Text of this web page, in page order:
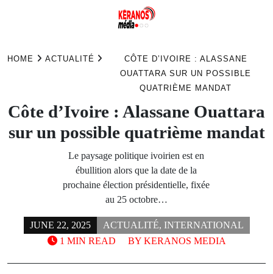
HOME ACTUALITÉ
CÔTE D’IVOIRE : ALASSANE
OUATTARA SUR UN POSSIBLE
QUATRIÈME MANDAT
Côte d’Ivoire : Alassane Ouattara
sur un possible quatrième mandat
Le paysage politique ivoirien est en
ébullition alors que la date de la
prochaine élection présidentielle, fixée
au 25 octobre…
JUNE 22, 2025 ACTUALITÉ, INTERNATIONAL
BY KERANOS MEDIA
1 MIN READ